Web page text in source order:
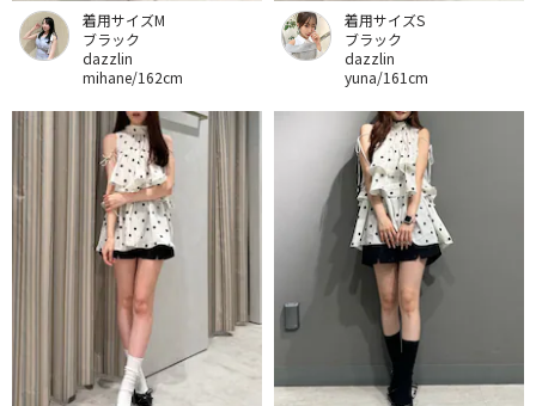
着用サイズM
ブラック
dazzlin
mihane/162cm
着用サイズS
ブラック
dazzlin
yuna/161cm